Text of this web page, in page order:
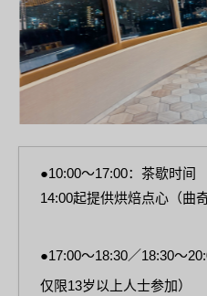
●10:00～17:00：茶歇时间
14:00起提供烘焙点心（曲
●17:00～18:30／18:30～
仅限13岁以上人士参加）